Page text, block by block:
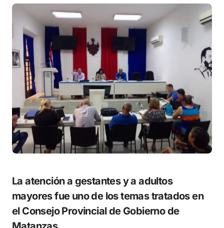
La atención a gestantes y a adultos
mayores fue uno de los temas tratados en
el Consejo Provincial de Gobierno de